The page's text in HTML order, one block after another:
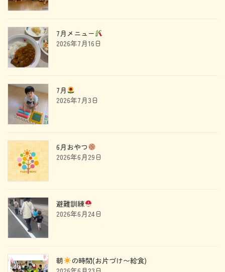
7月メニュー
2026年7月16日
7月
2026年7月3日
6月おやつ
2026年6月29日
避難訓練
2026年6月24日
朝
の時間(お片づけ〜給食)